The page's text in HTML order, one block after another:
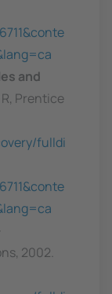
and
R, Prentice
fulldi
2002.